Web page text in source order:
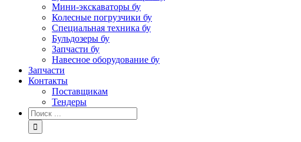
Мини-экскаваторы бу
Колесные погрузчики бу
Специальная техника бу
Бульдозеры бу
Запчасти бу
Навесное оборудование бу
Запчасти
Контакты
Поставщикам
Тендеры
Результат
поиска: